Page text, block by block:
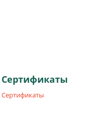
Сертификаты
Сертификаты